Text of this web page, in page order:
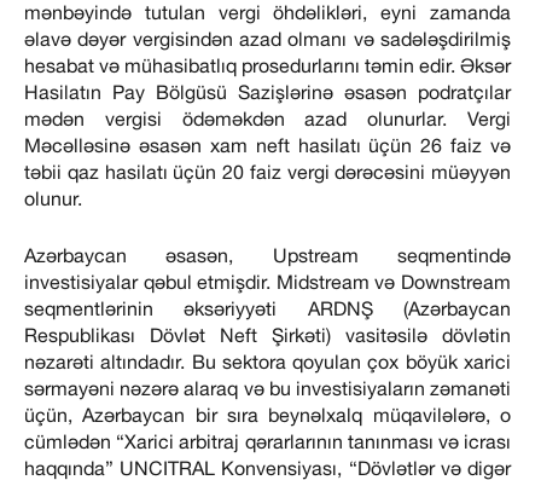
mənbəyində tutulan vergi öhdəlikləri, eyni zamanda
əlavə dəyər vergisindən azad olmanı və sadələşdirilmiş
hesabat və mühasibatlıq prosedurlarını təmin edir. Əksər
Hasilatın Pay Bölgüsü Sazişlərinə əsasən podratçılar
mədən vergisi ödəməkdən azad olunurlar. Vergi
Məcəlləsinə əsasən xam neft hasilatı üçün 26 faiz və
təbii qaz hasilatı üçün 20 faiz vergi dərəcəsini müəyyən
olunur.
Azərbaycan əsasən, Upstream seqmentində
investisiyalar qəbul etmişdir. Midstream və Downstream
seqmentlərinin əksəriyyəti ARDNŞ (Azərbaycan
Respublikası Dövlət Neft Şirkəti) vasitəsilə dövlətin
nəzarəti altındadır. Bu sektora qoyulan çox böyük xarici
sərmayəni nəzərə alaraq və bu investisiyaların zəmanəti
üçün, Azərbaycan bir sıra beynəlxalq müqavilələrə, o
cümlədən “Xarici arbitraj qərarlarının tanınması və icrası
haqqında” UNCITRAL Konvensiyası, “Dövlətlər və digər